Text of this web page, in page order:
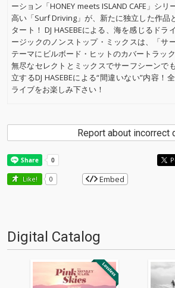
ーション「HONEY meets ISLAND CAFE」シ
高い「Surf Driving」が、新たに独立した作品
タート！ DJ HASEBEによる、海を感じるドラ
ージックのノンストップ・ミックスは、「サ
テーマにビルボード・ヒットのカバートラッ
無尽なセレクトとミックスでサーフシーンで
立するDJ HASEBEによる“間違いない”内容！
ライブをお楽しみ下さい！
Report about incorrect
Like! 0 Embed
Digital Catalog